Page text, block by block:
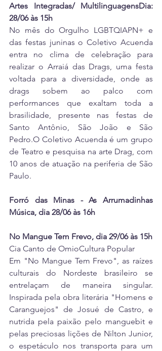
Artes Integradas/ MultilinguagensDia:
28/06 às 15h
No mês do Orgulho LGBTQIAPN+ e
das festas juninas o Coletivo Acuenda
entra no clima de celebração para
realizar o Arraiá das Drags, uma festa
voltada para a diversidade, onde as
drags sobem ao palco com
performances que exaltam toda a
brasilidade, presente nas festas de
Santo Antônio, São João e São
Pedro.O Coletivo Acuenda é um grupo
de Teatro e pesquisa na arte Drag, com
10 anos de atuação na periferia de São
Paulo.
Forró das Minas - As Arrumadinhas
Música, dia 28/06 às 16h
No Mangue Tem Frevo, dia 29/06 às 15h
Cia Canto de OmioCultura Popular
Em "No Mangue Tem Frevo", as raízes
culturais do Nordeste brasileiro se
entrelaçam de maneira singular.
Inspirada pela obra literária "Homens e
Caranguejos" de Josué de Castro, e
nutrida pela paixão pelo manguebit e
pelas preciosas lições de Nilton Junior,
o espetáculo nos transporta para um